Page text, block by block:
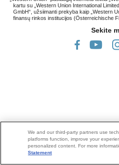
kartu su „Western Union International
GmbH“, užsiimanti prekyba kaip „Western
finansų rinkos institucijos (Österreichische
Sekite
We and our third-party partners use
platforms function, improve your
personalized content. For more
Statement